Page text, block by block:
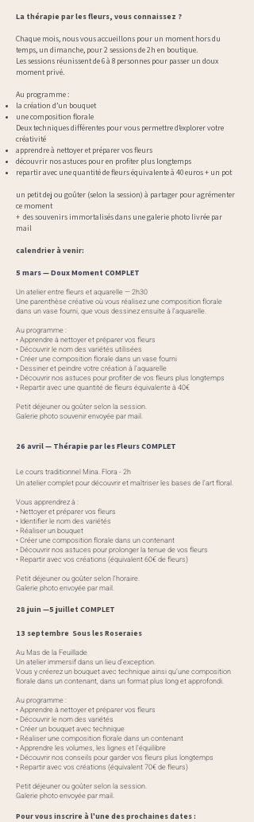
La thérapie par les fleurs, vous connaissez ?
Chaque mois, nous vous accueillons pour un moment hors du
temps, un dimanche, pour 2 sessions de 2h en boutique.
Les sessions réunissent de 6 à 8 personnes pour passer un doux
moment privé.
Au programme :
la création d’un bouquet
une composition florale
Deux techniques différentes pour vous permettre d’explorer votre
créativité
apprendre à nettoyer et préparer vos fleurs
découvrir nos astuces pour en profiter plus longtemps
repartir avec une quantité de fleurs équivalente à 40 euros + un pot
un petit dej ou goûter (selon la session) à partager pour agrémenter
ce moment
+ des souvenirs immortalisés dans une galerie photo livrée par
mail
calendrier à venir:
5 mars — Doux Moment COMPLET
Un atelier entre fleurs et aquarelle — 2h30
Une parenthèse créative où vous réalisez une composition florale
dans un vase fourni, que vous dessinez ensuite à l’aquarelle.
Au programme :
• Apprendre à nettoyer et préparer vos fleurs
• Découvrir le nom des variétés utilisées
• Créer une composition florale dans un vase fourni
• Dessiner et peindre votre création à l’aquarelle
• Découvrir nos astuces pour profiter de vos fleurs plus longtemps
• Repartir avec une quantité de fleurs équivalente à 40€
Petit déjeuner ou goûter selon la session.
Galerie photo souvenir envoyée par mail.
26 avril — Thérapie par les Fleurs COMPLET
Le cours traditionnel Mina. Flora - 2h
Un atelier complet pour découvrir et maîtriser les bases de l’art floral.
Vous apprendrez à :
• Nettoyer et préparer vos fleurs
• Identifier le nom des variétés
• Réaliser un bouquet
• Créer une composition florale dans un contenant
• Découvrir nos astuces pour prolonger la tenue de vos fleurs
• Repartir avec vos créations (équivalent 60€ de fleurs)
Petit déjeuner ou goûter selon l’horaire.
Galerie photo envoyée par mail.
28 juin —5 juillet COMPLET
13 septembre Sous les Roseraies
Au Mas de la Feuillade
Un atelier immersif dans un lieu d’exception.
Vous y créerez un bouquet avec technique ainsi qu’une composition
florale dans un contenant, dans un format plus long et approfondi.
Au programme :
• Apprendre à nettoyer et préparer vos fleurs
• Découvrir le nom des variétés
• Créer un bouquet avec technique
• Réaliser une composition florale dans un contenant
• Apprendre les volumes, les lignes et l’équilibre
• Découvrir nos conseils pour garder vos fleurs plus longtemps
• Repartir avec vos créations (équivalent 70€ de fleurs)
Petit déjeuner ou goûter selon la session.
Galerie photo envoyée par mail.
Pour vous inscrire à l'une des prochaines dates :